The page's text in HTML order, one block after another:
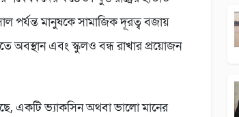
পর্যন্ত মানুষকে সামাজিক দূরত্ব বজায়
অবস্থান এবং স্কুলও বন্ধ রাখার প্রয়োজন
একটি ভ্যাকসিন অথবা ভালো মানের